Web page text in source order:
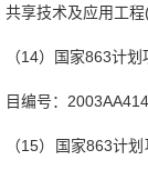
共享技术及应用工程
（14）国家863计划
目编号：
（15）国家863计划